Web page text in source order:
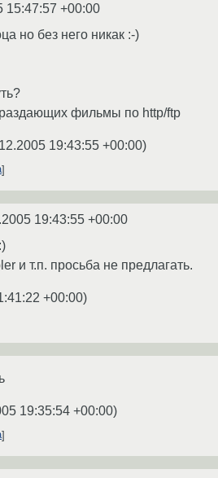
15:47:57 +00:00
но без него никак :-)
фильмы по http/ftp
19:43:55 +00:00)
19:43:55 +00:00
и т.п. просьба не предлагать.
+00:00)
19:35:54 +00:00)